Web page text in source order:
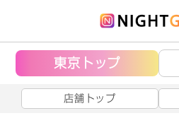
東京トップ
店舗トップ